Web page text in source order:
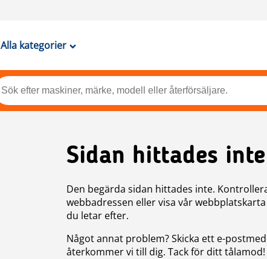
Alla kategorier
Sidan hittades inte
Den begärda sidan hittades inte.
webbadressen eller visa vår
du letar efter.
Något annat problem? Skicka ett e-
återkommer vi till dig. Tack för ditt tålamod!